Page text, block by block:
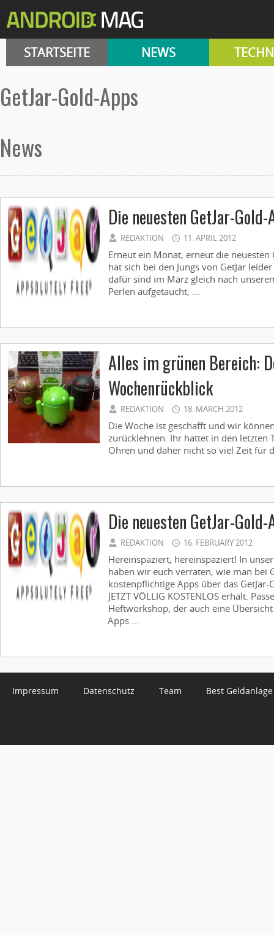
STARTSEITE NEWS
GetJar-Gold-Apps
News
Die neuesten GetJar-
REDAKTION 11. APRIL 2012
Erneut ein Monat, erneut die neuesten
hat sich bei den Jungs von GetJar
dafür sind im März gleich nach
Perlen aufgetaucht, ...
Alles im grünen Bereich:
Wochenrückblick
REDAKTION 18. MARCH 2012
Die Woche ist geschafft und wir
zurücklehnen. Ihr hattet in den letzten
Ohren und daher nicht so viel Zeit für
Die neuesten GetJar-
REDAKTION 16. FEBRUARY 2012
Hereinspaziert, hereinspaziert! In
haben wir euch verraten, wie man bei
kostenpflichtige Apps über das
JETZT VÖLLIG KOSTENLOS erhält.
Heftworkshop, der auch eine
Apps ...
Impressum Datenschutz Team Best Geldanlage